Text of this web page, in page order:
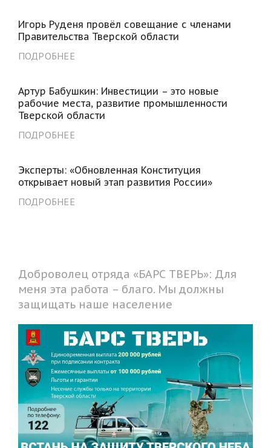
Игорь Руденя провёл совещание с членами
Правительства Тверской области
ПОДРОБНЕЕ
Артур Бабушкин: Инвестиции – это новые
рабочие места, развитие промышленности
Тверской области
ПОДРОБНЕЕ
Эксперты: «Обновленная Конституция
открывает новый этап развития России»
ПОДРОБНЕЕ
Доброволец отряда «БАРС ТВЕРЬ»: Для
меня эта работа – благо. Мы должны
защищать наше население